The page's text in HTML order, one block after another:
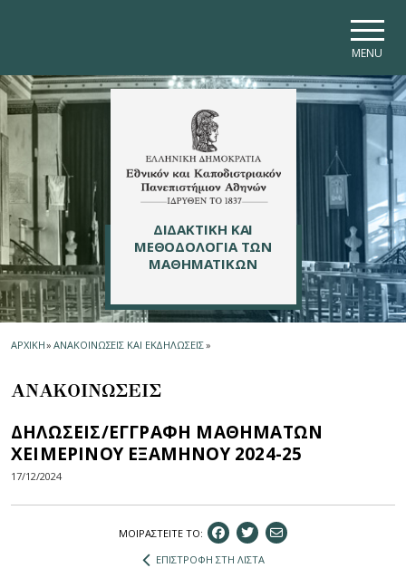
MENU
ΔΙΔΑΚΤΙΚΗ ΚΑΙ
ΜΕΘΟΔΟΛΟΓΙΑ ΤΩΝ
ΜΑΘΗΜΑΤΙΚΩΝ
ΑΡΧΙΚΗ» ΑΝΑΚΟΙΝΩΣΕΙΣ ΚΑΙ ΕΚΔΗΛΩΣΕΙΣ»
ΑΝΑΚΟΙΝΩΣΕΙΣ
ΔΗΛΩΣΕΙΣ/ΕΓΓΡΑΦΗ ΜΑΘΗΜΑΤΩΝ
ΧΕΙΜΕΡΙΝΟΥ ΕΞΑΜΗΝΟΥ 2024-25
17/12/2024
ΜΟΙΡΑΣΤEIΤΕ ΤΟ:
ΕΠΙΣΤΡΟΦΗ ΣΤΗ ΛΙΣΤΑ